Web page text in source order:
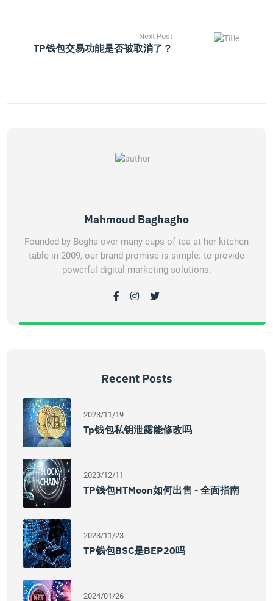
Next Post
TP钱包交易功能是否被取消了？
Mahmoud Baghagho
Founded by Begha over many cups of tea at her kitchen
table in 2009, our brand promise is simple: to provide
powerful digital marketing solutions.
Recent Posts
2023/11/19
Tp钱包私钥泄露能修改吗
2023/12/11
TP钱包HTMoon如何出售 - 全面指南
2023/11/23
TP钱包BSC是BEP20吗
2024/01/26